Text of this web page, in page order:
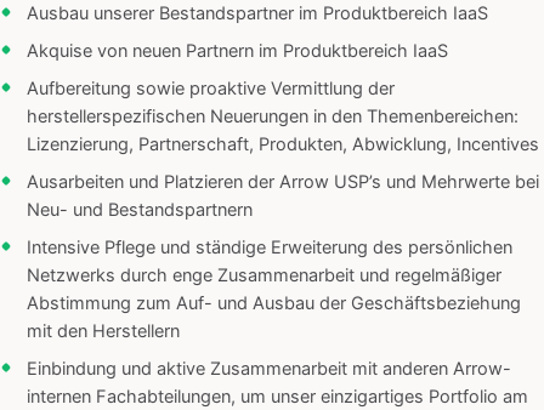
Ausbau unserer Bestandspartner im Produktbereich IaaS
Akquise von neuen Partnern im Produktbereich IaaS
Aufbereitung sowie proaktive Vermittlung der
herstellerspezifischen Neuerungen in den Themenbereichen:
Lizenzierung, Partnerschaft, Produkten, Abwicklung, Incentives
Ausarbeiten und Platzieren der Arrow USP’s und Mehrwerte bei
Neu- und Bestandspartnern
Intensive Pflege und ständige Erweiterung des persönlichen
Netzwerks durch enge Zusammenarbeit und regelmäßiger
Abstimmung zum Auf- und Ausbau der Geschäftsbeziehung
mit den Herstellern
Einbindung und aktive Zusammenarbeit mit anderen Arrow-
internen Fachabteilungen, um unser einzigartiges Portfolio am